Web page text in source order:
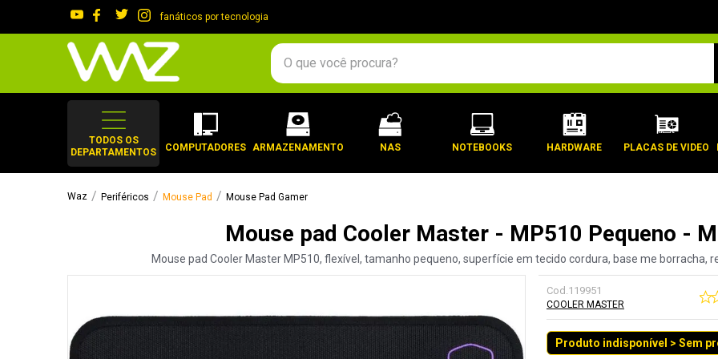
fanáticos por tecnologia
O que você procura?
TODOS OS
DEPARTAMENTOS
COMPUTADORES ARMAZENAMENTO NAS NOTEBOOKS HARDWARE PLACAS DE VIDEO
Periféricos Mouse Pad Mouse Pad Gamer
Mouse pad Cooler Master - MP510 Pequeno -
Mouse pad Cooler Master MP510, flexível, tamanho pequeno, superfície em tecido cordura, base me borracha,
Cod.119951
COOLER MASTER
Produto indisponível > Sem
gabinete
2º
keychron
5º
openbox
6 º
mouse
controle
noctua